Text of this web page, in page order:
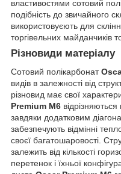
властивостями сотовий
подібність до звичайного
використовуєють для
торгівельних майданчиків
Різновиди матеріалу
Сотовий полікарбонат
видів в залежності від
різновид має свої
Premium M6
завдяки додатковим
забезпечують відмінні
своєї багатошаровості.
залежить від кількості
перетенок і їхньої